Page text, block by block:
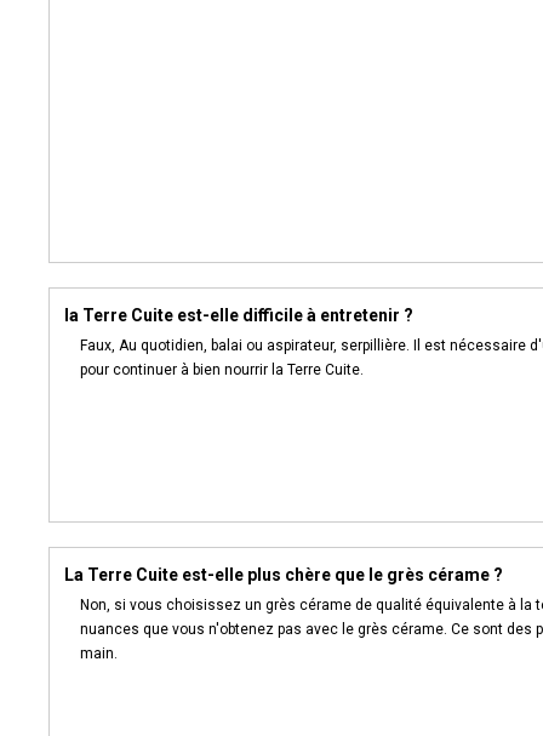
la Terre Cuite est-elle difficile à entretenir ?
Faux, Au quotidien, balai ou aspirateur, serpillière. Il est nécessaire
pour continuer à bien nourrir la Terre Cuite.
La Terre Cuite est-elle plus chère que le grès cérame ?
Non, si vous choisissez un grès cérame de qualité équivalente à
nuances que vous n'obtenez pas avec le grès cérame. Ce sont
main.